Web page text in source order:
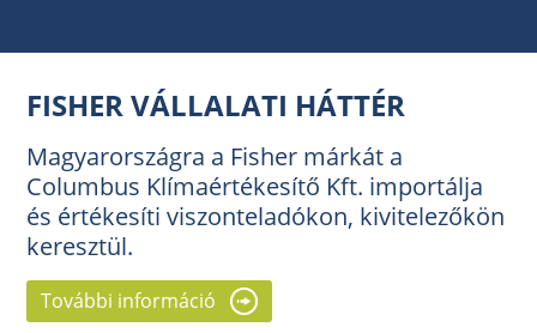
FISHER VÁLLALATI HÁTTÉR
Magyarországra a Fisher márkát a
Columbus Klímaértékesítő Kft. importálja
és értékesíti viszonteladókon, kivitelezőkön
keresztül.
További információ